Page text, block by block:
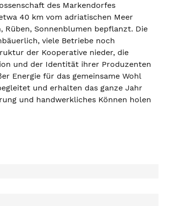
des Markendorfes
40 km vom adriatischen Meer
Sonnenblumen bepflanzt. Die
viele Betriebe noch
der Kooperative nieder, die
und der Identität ihrer Produzenten
Energie für das gemeinsame Wohl
und erhalten das ganze Jahr
und handwerkliches Können holen